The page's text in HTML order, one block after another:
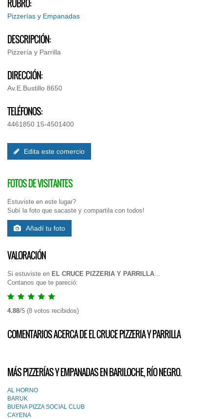
RUBRO:
Pizzerías y Empanadas
DESCRIPCIÓN:
Pizzería y Parrilla
DIRECCIÓN:
Av.E.Bustillo 8650
TELÉFONOS:
4461850 15-4501400
Edita este comercio
FOTOS DE VISITANTES
Estuviste en este lugar?
Subí la foto que sacaste y compartila con todos!
Añadí tu foto
VALORACIÓN
Si estuviste en EL CRUCE PIZZERIA Y PARRILLA...
Contanos que te pareció:
4.88/5 (8 votos recibidos)
COMENTARIOS ACERCA DE EL CRUCE PIZZERIA Y PARRILLA
MÁS PIZZERÍAS Y EMPANADAS EN BARILOCHE, RÍO NEGRO.
AL HORNO
BARUK
BUENA PIZZA SOCIAL CLUB
CAYENA